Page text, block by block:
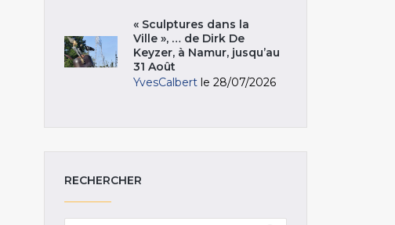
« Sculptures dans la
Ville », … de Dirk De
Keyzer, à Namur, jusqu’au
31 Août
YvesCalbert le 28/07/2026
RECHERCHER